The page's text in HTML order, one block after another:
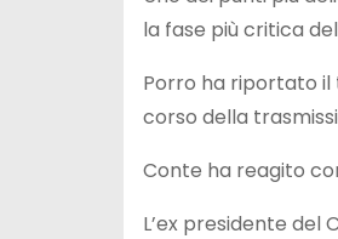
la fase più critica
Porro ha riportato il
corso della
Conte ha reagito
L’ex presidente del